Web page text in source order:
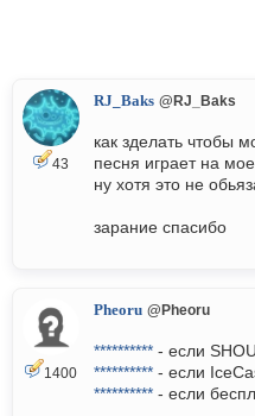
43
RJ_Baks @RJ_Baks
как зделать чтобы
песня играет на
ну хотя это не
зарание спасибо
1400
Pheoru @Pheoru
********** - если
********** - если
********** - если